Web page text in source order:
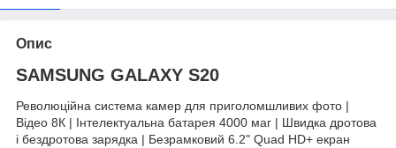
Опис
SAMSUNG GALAXY S20
Революційна система камер для приголомшливих фото |
Відео 8К | Інтелектуальна батарея 4000 маг | Швидка дротова
і бездротова зарядка | Безрамковий 6.2" Quad HD+ екран